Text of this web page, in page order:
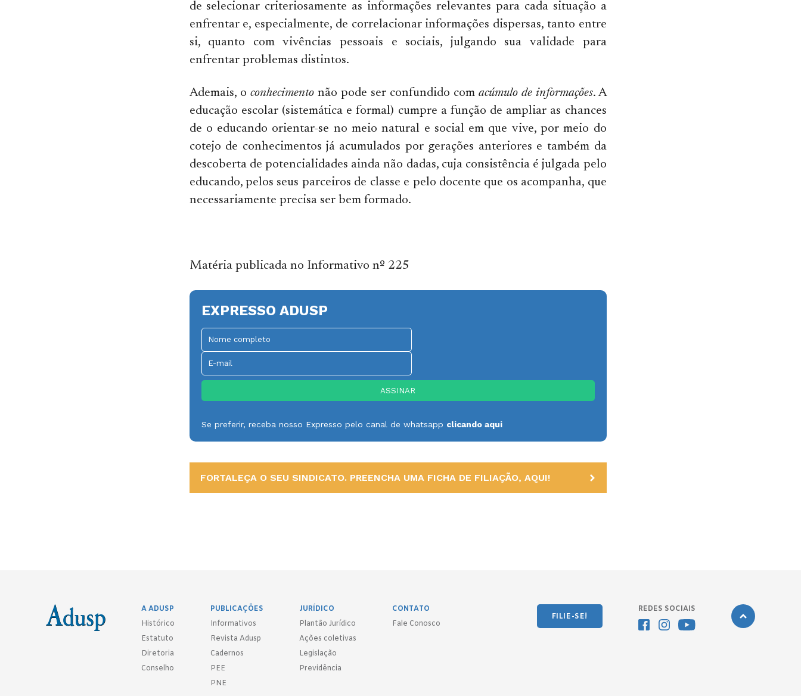
de selecionar criteriosamente as informações relevantes para cada situação a
enfrentar e, especialmente, de correlacionar informações dispersas, tanto entre
si, quanto com vivências pessoais e sociais, julgando sua validade para
enfrentar problemas distintos.
Ademais, o conhecimentonão pode ser confundido com acúmulo de informações. A
educação escolar (sistemática e formal) cumpre a função de ampliar as chances
de o educando orientar-se no meio natural e social em que vive, por meio do
cotejo de conhecimentos já acumulados por gerações anteriores e também da
descoberta de potencialidades ainda não dadas, cuja consistência é julgada pelo
educando, pelos seus parceiros de classe e pelo docente que os acompanha, que
necessariamente precisa ser bem formado.
Matéria publicada no Informativo nº 225
EXPRESSO ADUSP
Se preferir, receba nosso Expresso pelo canal de whatsapp clicando aqui
FORTALEÇA O SEU SINDICATO. PREENCHA UMA FICHA DE FILIAÇÃO, AQUI!
A ADUSP
Histórico
Estatuto
Diretoria
Conselho
PUBLICAÇÕES
Informativos
Revista Adusp
Cadernos
PEE
PNE
JURÍDICO
Plantão Jurídico
Ações coletivas
Legislação
Previdência
CONTATO
Fale Conosco
FILIE-SE!
REDES SOCIAIS